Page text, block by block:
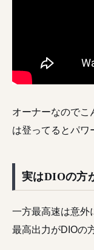
オーナーなのでこ
は登ってるとパワ
実はDIOの方
一方最高速は意外
最高出力がDIOの